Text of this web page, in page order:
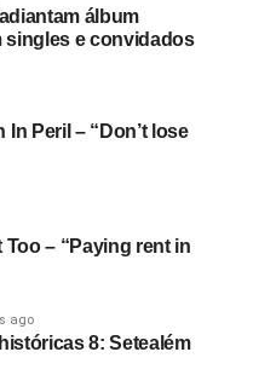
álbum
singles e convidados
Peril – “Don’t lose
Too – “Paying rent in
ago
8: Setealém